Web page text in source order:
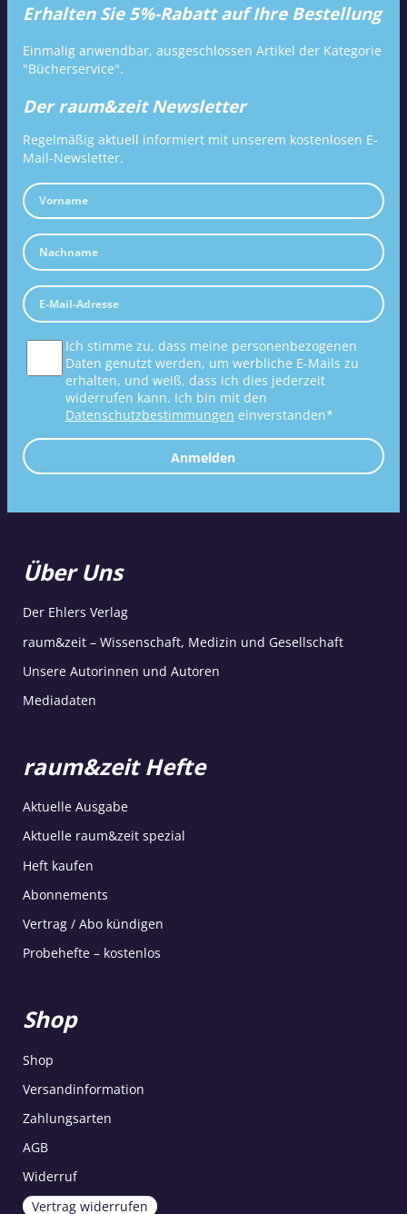
Erhalten Sie 5%-Rabatt auf Ihre Bestellung
Einmalig anwendbar, ausgeschlossen Artikel der Kategorie
"Bücherservice".
Der raum&zeit Newsletter
Regelmäßig aktuell informiert mit unserem kostenlosen E-
Mail-Newsletter.
Ich stimme zu, dass meine personenbezogenen
Daten genutzt werden, um werbliche E-Mails zu
erhalten, und weiß, dass ich dies jederzeit
widerrufen kann. Ich bin mit den
Datenschutzbestimmungen einverstanden*
Anmelden
Über Uns
Der Ehlers Verlag
raum&zeit – Wissenschaft, Medizin und Gesellschaft
Unsere Autorinnen und Autoren
Mediadaten
raum&zeit Hefte
Aktuelle Ausgabe
Aktuelle raum&zeit spezial
Heft kaufen
Abonnements
Vertrag / Abo kündigen
Probehefte – kostenlos
Shop
Shop
Versandinformation
Zahlungsarten
AGB
Widerruf
Vertrag widerrufen